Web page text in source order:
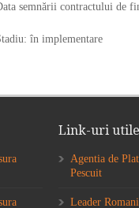
semnării contractului de
în implementare
Link-uri utile
Agentia de
Pescuit
Leader